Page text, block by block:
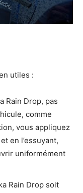
utiles :
Rain Drop, pas
comme
vous appliquez
en l’essuyant,
uniformément
Rain Drop soit